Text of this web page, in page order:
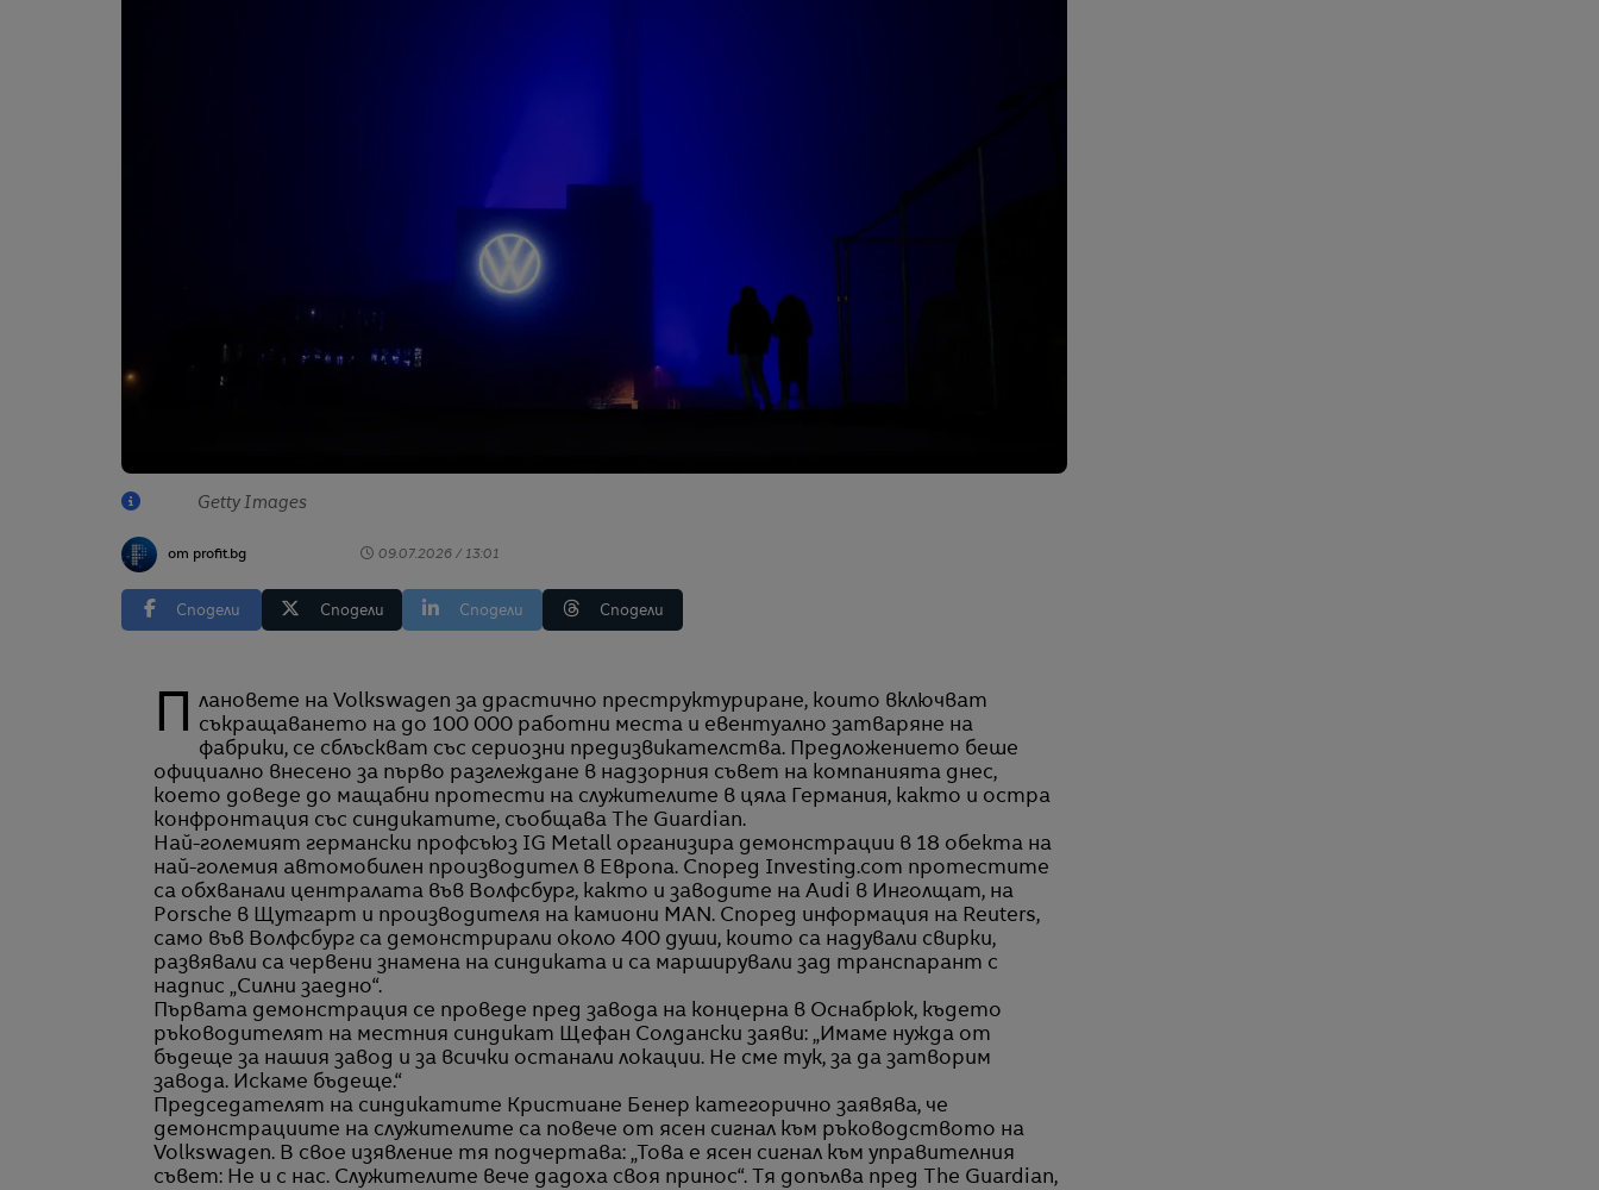
Getty Images
от profit.bg 09.07.2026 / 13:01
Сподели Сподели Сподели Сподели
Плановете на Volkswagen за драстично преструктуриране, които включват
съкращаването на до 100 000 работни места и евентуално затваряне на
фабрики, се сблъскват със сериозни предизвикателства. Предложението беше
официално внесено за първо разглеждане в надзорния съвет на компанията днес,
което доведе до мащабни протести на служителите в цяла Германия, както и остра
конфронтация със синдикатите, съобщава The Guardian.
Най-големият германски профсъюз IG Metall организира демонстрации в 18 обекта на
най-големия автомобилен производител в Европа. Според Investing.com протестите
са обхванали централата във Волфсбург, както и заводите на Audi в Инголщат, на
Porsche в Щутгарт и производителя на камиони MAN. Според информация на Reuters,
само във Волфсбург са демонстрирали около 400 души, които са надували свирки,
развявали са червени знамена на синдиката и са марширували зад транспарант с
надпис „Силни заедно“.
Първата демонстрация се проведе пред завода на концерна в Оснабрюк, където
ръководителят на местния синдикат Щефан Солдански заяви: „Имаме нужда от
бъдеще за нашия завод и за всички останали локации. Не сме тук, за да затворим
завода. Искаме бъдеще.“
Председателят на синдикатите Кристиане Бенер категорично заявява, че
демонстрациите на служителите са повече от ясен сигнал към ръководството на
Volkswagen. В свое изявление тя подчертава: „Това е ясен сигнал към управителния
съвет: Не и с нас. Служителите вече дадоха своя принос“. Тя допълва пред The Guardian,